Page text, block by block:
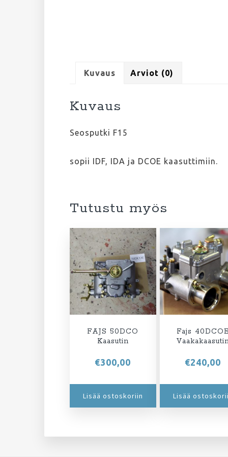
Kuvaus Arviot (0)
Kuvaus
Seosputki F15
sopii IDF, IDA ja DCOE kaasuttimiin.
Tutustu myös
FAJS 50DCO
Kaasutin
€300,00
Lisää ostoskoriin
Fajs 40DCOE
€240,00
Lisää